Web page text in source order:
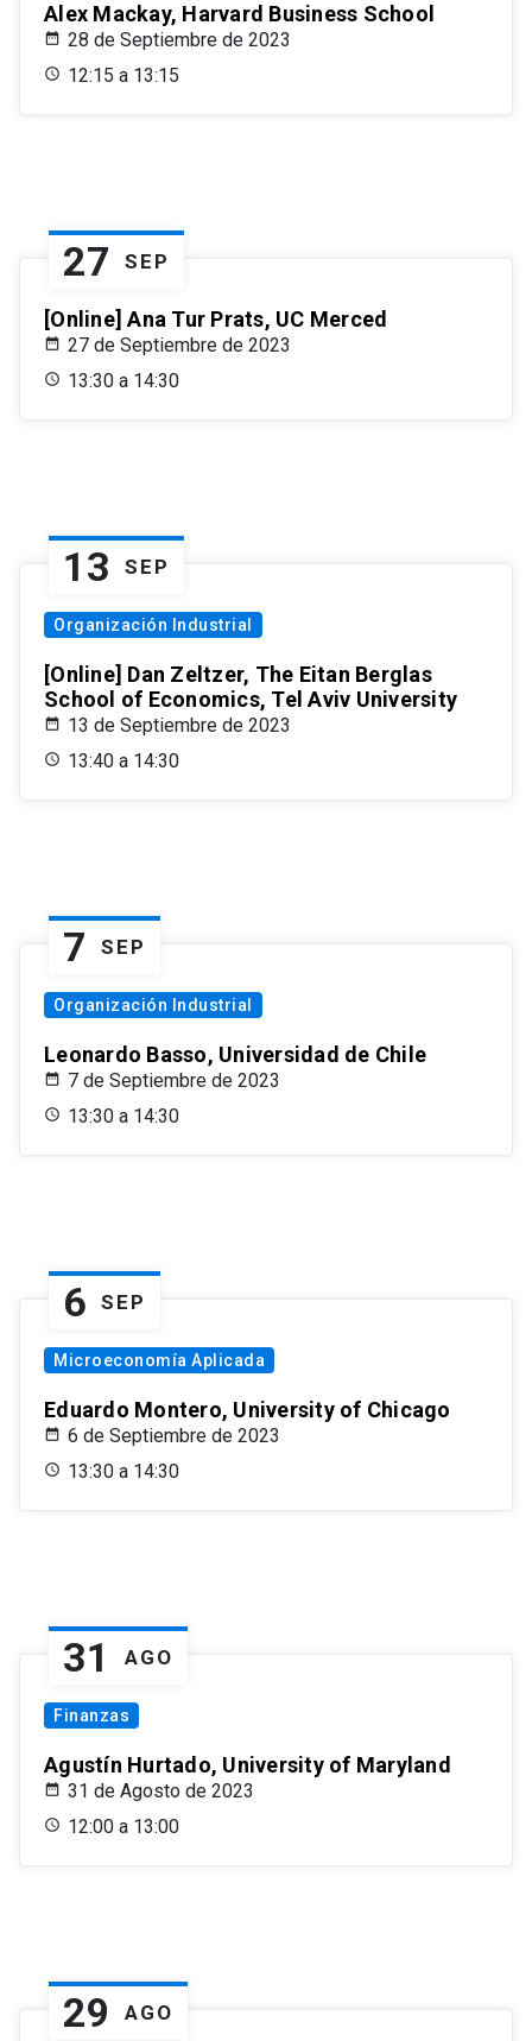
Alex Mackay, Harvard Business School
28 de Septiembre de 2023
12:15 a 13:15
27 SEP
[Online] Ana Tur Prats, UC Merced
27 de Septiembre de 2023
13:30 a 14:30
13 SEP
Organización Industrial
[Online] Dan Zeltzer, The Eitan Berglas
School of Economics, Tel Aviv University
13 de Septiembre de 2023
13:40 a 14:30
7 SEP
Organización Industrial
Leonardo Basso, Universidad de Chile
7 de Septiembre de 2023
13:30 a 14:30
6 SEP
Microeconomía Aplicada
Eduardo Montero, University of Chicago
6 de Septiembre de 2023
13:30 a 14:30
31 AGO
Finanzas
Agustín Hurtado, University of Maryland
31 de Agosto de 2023
12:00 a 13:00
29 AGO